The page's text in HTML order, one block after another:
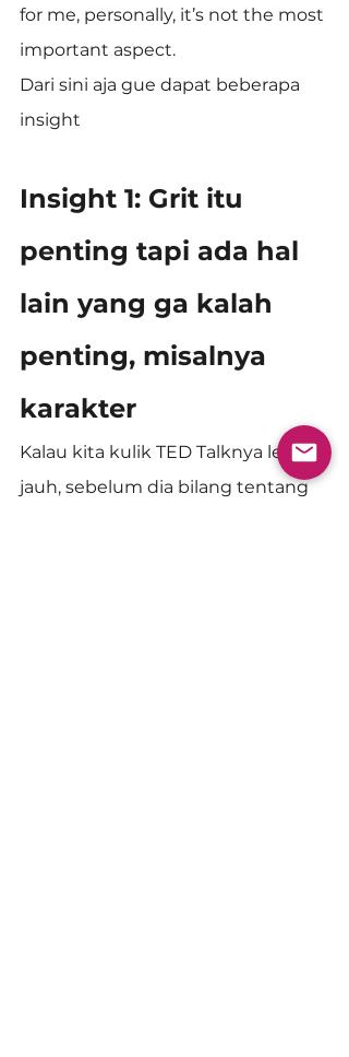
for me, personally, it’s not the most
important aspect.
Dari sini aja gue dapat beberapa
insight
Insight 1: Grit itu
penting tapi ada hal
lain yang ga kalah
penting, misalnya
karakter
Kalau kita kulik TED Talknya lebih
jauh, sebelum dia bilang tentang